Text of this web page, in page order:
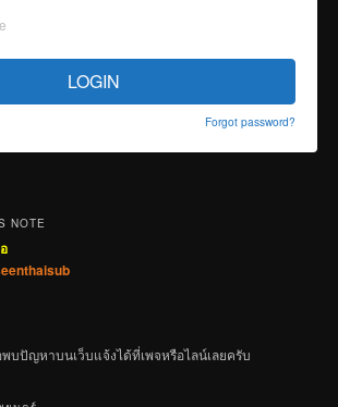
LOGIN
Forgot password?
NOTE
บปัญหาบนเว็บแจ้งได้ที่เพจหรือไลน์เลยครับ